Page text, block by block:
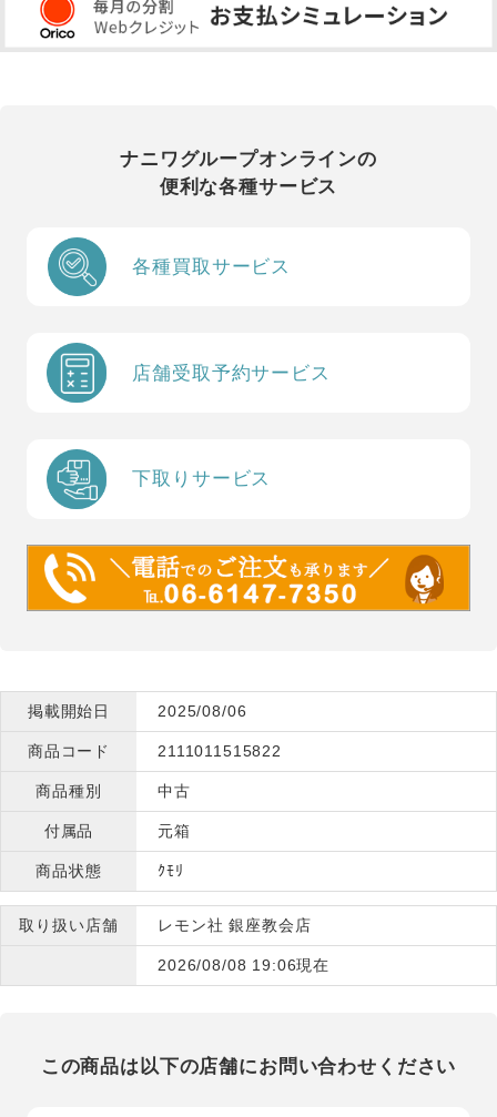
ナニワグループオンラインの
便利な各種サービス
各種買取サービス
店舗受取予約サービス
下取りサービス
掲載開始日 2025/08/06
商品コード 2111011515822
商品種別 中古
付属品 元箱
商品状態 ｸﾓﾘ
取り扱い店舗 レモン社 銀座教会店
2026/08/08 19:06現在
この商品は以下の店舗にお問い合わせください